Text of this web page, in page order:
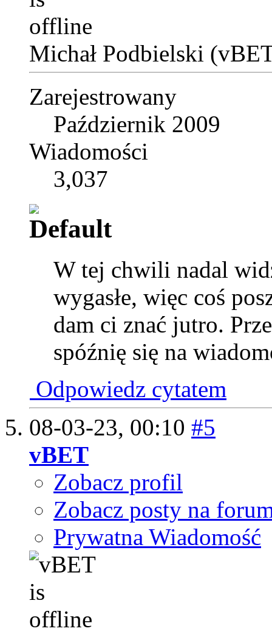
Michał Podbielski
Zarejestrowany
Październik 2009
Wiadomości
3,037
W tej chwili nadal
wygasłe, więc coś
dam ci znać jutro.
spóźnię się na
Odpowiedz cytatem
08-03-23, 00:10 #5
vBET
Zobacz profil
Zobacz posty na
Prywatna Wiadomość